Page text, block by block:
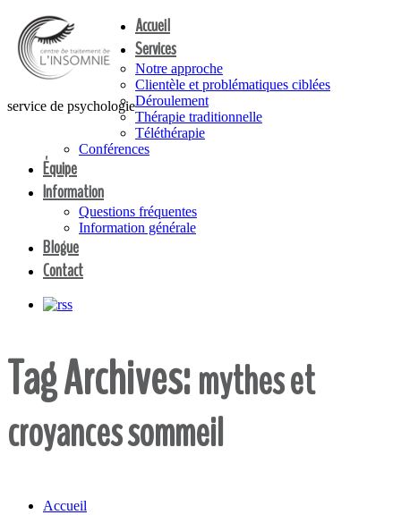
service de psychologie
Accueil
Services
Notre approche
Clientèle et problématiques ciblées
Déroulement
Thérapie traditionnelle
Téléthérapie
Conférences
Équipe
Information
Questions fréquentes
Information générale
Blogue
Contact
Tag Archives:mythes et
croyances sommeil
Accueil